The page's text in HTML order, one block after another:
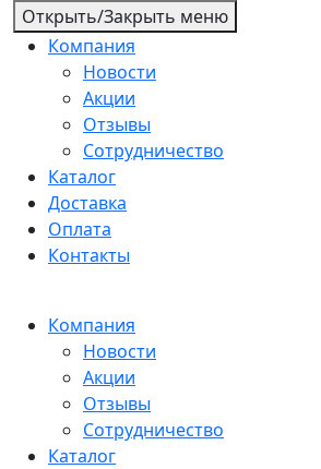
Открыть/Закрыть меню
Компания
Новости
Акции
Отзывы
Сотрудничество
Каталог
Доставка
Оплата
Контакты
Компания
Новости
Акции
Отзывы
Сотрудничество
Каталог